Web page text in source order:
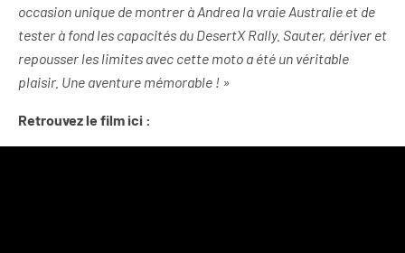
occasion unique de montrer à Andrea la vraie Australie et de
tester à fond les capacités du DesertX Rally. Sauter, dériver et
repousser les limites avec cette moto a été un véritable
plaisir. Une aventure mémorable ! »
Retrouvez le film ici :